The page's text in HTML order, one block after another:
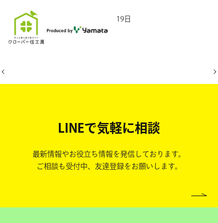
2026年5月19日
LINEで気軽に相談
最新情報やお役立ち情報を発信しております。
ご相談も受付中、友達登録をお願いします。